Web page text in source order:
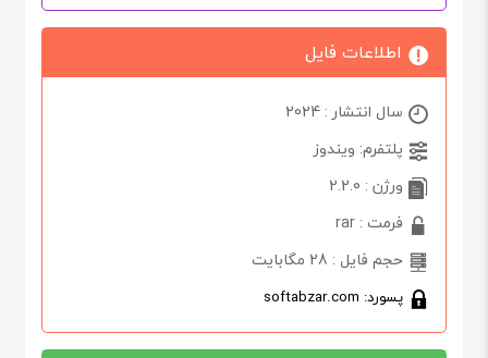
اطلاعات فایل
سال انتشار : 2024
پلتفرم: ویندوز
ورژن : 2.2.0
فرمت : rar
حجم فایل : 28 مگابایت
پسورد: softabzar.com